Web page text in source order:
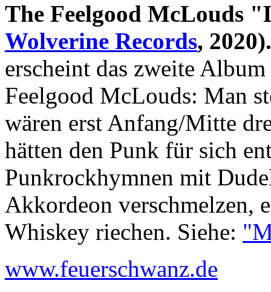
The Feelgood McLouds
Wolverine Records, 2020).
erscheint das zweite
Feelgood McLouds: Man
wären erst Anfang/Mitte
hätten den Punk für sich
Punkrockhymnen mit
Akkordeon verschmelzen,
Whiskey riechen. Siehe:
www.feuerschwanz.de